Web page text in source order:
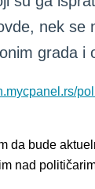
nek se
grada i
da bude
nad